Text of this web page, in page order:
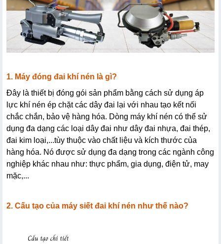
1. Máy đóng đai khí nén là gì?
Đây là thiết bị đóng gói sản phẩm bằng cách sử dụng áp
lực khí nén ép chặt các dây đai lại với nhau tạo kết nối
chắc chắn, bảo vệ hàng hóa. Dòng máy khí nén có thể sử
dụng đa dạng các loại dây đai như dây đai nhựa, đai thép,
đai kim loại,...tùy thuộc vào chất liệu và kích thước của
hàng hóa. Nó được sử dụng đa dạng trong các ngành công
nghiệp khác nhau như: thực phẩm, gia dụng, điện tử, may
mặc,...
2. Cấu tạo của máy siết đai khí nén như thế nào?